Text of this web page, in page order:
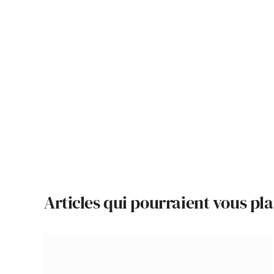
Articles qui pourraient vous